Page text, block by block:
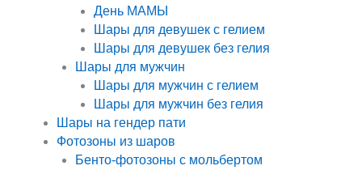
День МАМЫ
Шары для девушек с гелием
Шары для девушек без гелия
Шары для мужчин
Шары для мужчин с гелием
Шары для мужчин без гелия
Шары на гендер пати
Фотозоны из шаров
Бенто-фотозоны с мольбертом